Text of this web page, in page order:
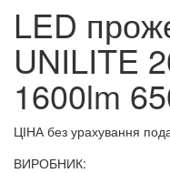
LED
UNILITE
1600lm
ЦІНА без урахування
ВИРОБНИК: